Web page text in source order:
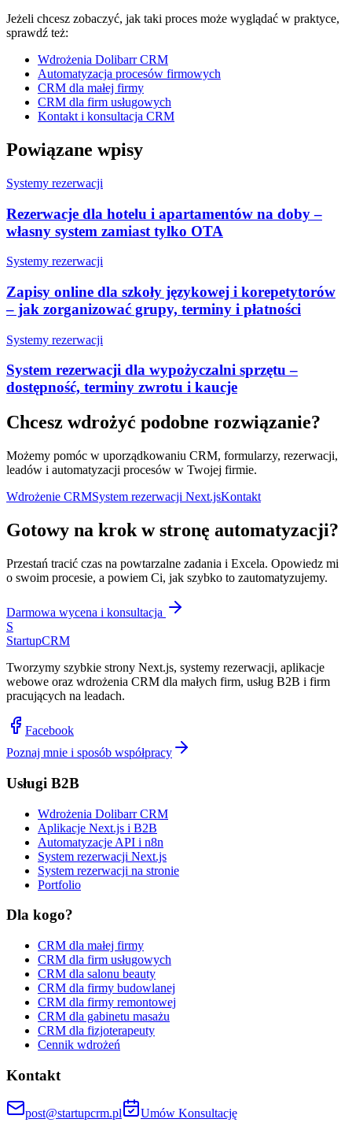
Jeżeli chcesz zobaczyć, jak taki proces może wyglądać w praktyce,
sprawdź też:
Wdrożenia Dolibarr CRM
Automatyzacja procesów firmowych
CRM dla małej firmy
CRM dla firm usługowych
Kontakt i konsultacja CRM
Powiązane wpisy
Systemy rezerwacji
Rezerwacje dla hotelu i apartamentów na doby –
własny system zamiast tylko OTA
Systemy rezerwacji
Zapisy online dla szkoły językowej i korepetytorów
– jak zorganizować grupy, terminy i płatności
Systemy rezerwacji
System rezerwacji dla wypożyczalni sprzętu –
dostępność, terminy zwrotu i kaucje
Chcesz wdrożyć podobne rozwiązanie?
Możemy pomóc w uporządkowaniu CRM, formularzy, rezerwacji,
leadów i automatyzacji procesów w Twojej firmie.
Wdrożenie CRMSystem rezerwacji Next.jsKontakt
Gotowy na krok w stronę automatyzacji?
Przestań tracić czas na powtarzalne zadania i Excela. Opowiedz mi
o swoim procesie, a powiem Ci, jak szybko to zautomatyzujemy.
Darmowa wycena i konsultacja
S
StartupCRM
Tworzymy szybkie strony Next.js, systemy rezerwacji, aplikacje
webowe oraz wdrożenia CRM dla małych firm, usług B2B i firm
pracujących na leadach.
Facebook
Poznaj mnie i sposób współpracy
Usługi B2B
Wdrożenia Dolibarr CRM
Aplikacje Next.js i B2B
Automatyzacje API i n8n
System rezerwacji Next.js
System rezerwacji na stronie
Portfolio
Dla kogo?
CRM dla małej firmy
CRM dla firm usługowych
CRM dla salonu beauty
CRM dla firmy budowlanej
CRM dla firmy remontowej
CRM dla gabinetu masażu
CRM dla fizjoterapeuty
Cennik wdrożeń
Kontakt
post@startupcrm.pl Umów Konsultację